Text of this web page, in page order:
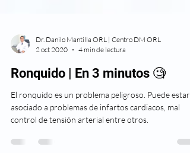
Dr. Danilo Mantilla ORL | Centro DM ORL
2 oct 2020
4 min de lectura
Ronquido | En 3 minutos 🧐
El ronquido es un problema peligroso. Puede estar